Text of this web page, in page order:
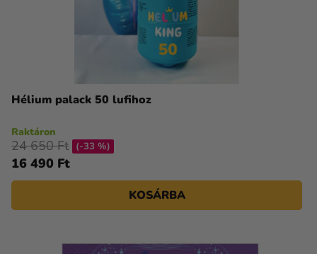
Hélium palack 50 lufihoz
Raktáron
16 490 Ft
24 650 Ft (-33 %)
KOSÁRBA